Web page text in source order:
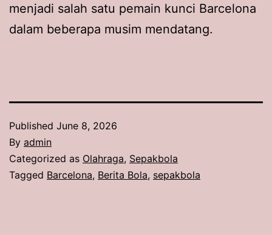
menjadi salah satu pemain kunci Barcelona
dalam beberapa musim mendatang.
Published June 8, 2026
By admin
Categorized as Olahraga, Sepakbola
Tagged Barcelona, Berita Bola, sepakbola